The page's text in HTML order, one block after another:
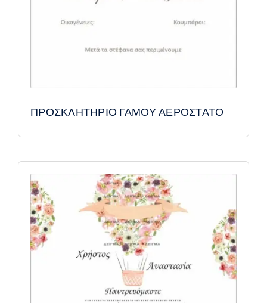
ΠΡΟΣΚΛΗΤΗΡΙΟ ΓΑΜΟΥ ΑΕΡΟΣΤΑΤΟ